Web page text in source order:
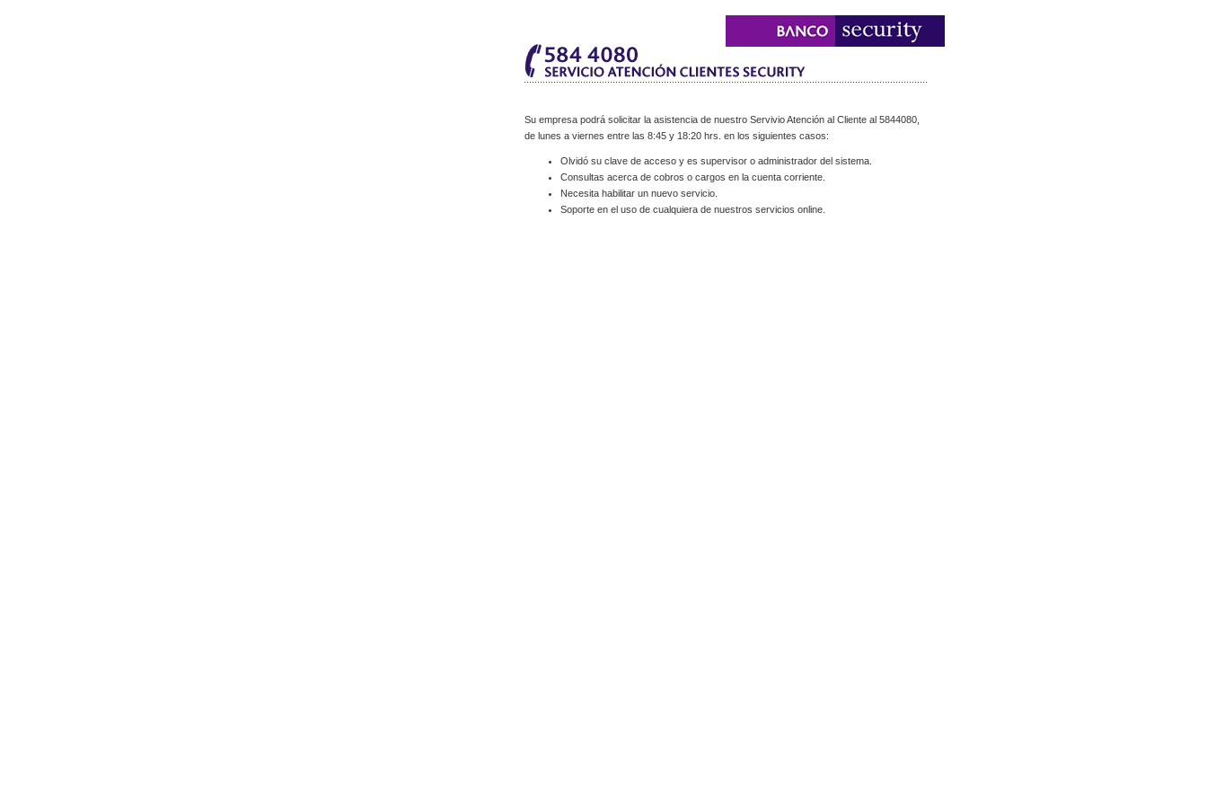
Su empresa podrá solicitar la asistencia de nuestro Servivio Atención al Cliente al 5844080,
de lunes a viernes entre las 8:45 y 18:20 hrs. en los siguientes casos:
Olvidó su clave de acceso y es supervisor o administrador del sistema.
Consultas acerca de cobros o cargos en la cuenta corriente.
Necesita habilitar un nuevo servicio.
Soporte en el uso de cualquiera de nuestros servicios online.